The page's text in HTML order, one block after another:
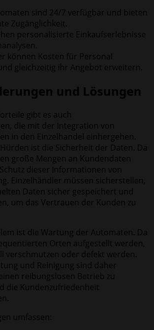
sind 24/7 verfügbar und bieten
Zugänglichkeit.
personalisierte Einkaufserlebnisse
können Kosten für Personal
gleichzeitig ihr Angebot erweitern.
und Lösungen
gibt es auch
die mit der Integration von
in den Einzelhandel einhergehen.
ist die Sicherheit der Daten. Da
große Mengen an Kundendaten
dieser Informationen von
Einzelhändler müssen sicherstellen,
Daten sicher gespeichert und
um das Vertrauen der Kunden zu
ist die Wartung der Automaten. Da
Orten aufgestellt werden,
verschmutzen oder defekt werden.
und Reinigung sind daher
reibungslosen Betrieb zu
die Kundenzufriedenheit
umfassen: